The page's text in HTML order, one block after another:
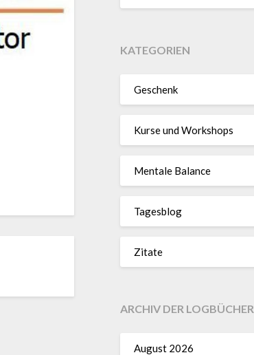
KATEGORIEN
Geschenk
Kurse und Workshops
Mentale Balance
Tagesblog
Zitate
ARCHIV DER LOGBÜCHER
August 2026